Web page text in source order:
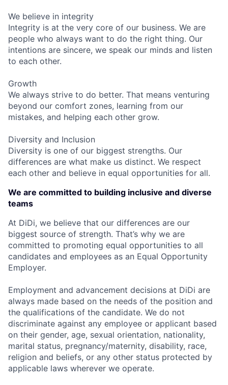
We believe in integrity
Integrity is at the very core of our business. We are
people who always want to do the right thing. Our
intentions are sincere, we speak our minds and listen
to each other.
Growth
We always strive to do better. That means venturing
beyond our comfort zones, learning from our
mistakes, and helping each other grow.
Diversity and Inclusion
Diversity is one of our biggest strengths. Our
differences are what make us distinct. We respect
each other and believe in equal opportunities for all.
We are committed to building inclusive and diverse
teams
At DiDi, we believe that our differences are our
biggest source of strength. That’s why we are
committed to promoting equal opportunities to all
candidates and employees as an Equal Opportunity
Employer.
Employment and advancement decisions at DiDi are
always made based on the needs of the position and
the qualifications of the candidate. We do not
discriminate against any employee or applicant based
on their gender, age, sexual orientation, nationality,
marital status, pregnancy/maternity, disability, race,
religion and beliefs, or any other status protected by
applicable laws wherever we operate.